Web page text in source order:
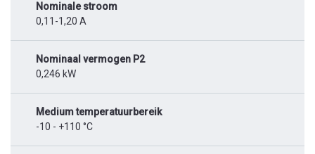
Nominale stroom
0,11-1,20 A
Nominaal vermogen P2
0,246 kW
Medium temperatuurbereik
-10 - +110 °C